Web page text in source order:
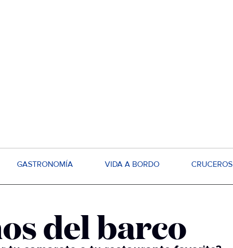
GASTRONOMÍA VIDA A BORDO CRUCEROS
del barco